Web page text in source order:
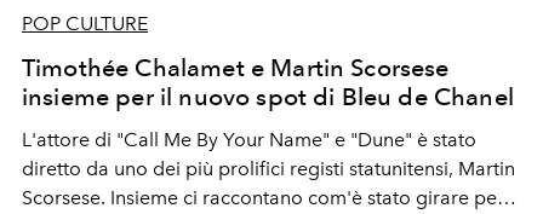
POP CULTURE
Timothée Chalamet e Martin Scorsese
insieme per il nuovo spot di Bleu de Chanel
L'attore di "Call Me By Your Name" e "Dune" è stato
diretto da uno dei più prolifici registi statunitensi, Martin
Scorsese. Insieme ci raccontano com'è stato girare per